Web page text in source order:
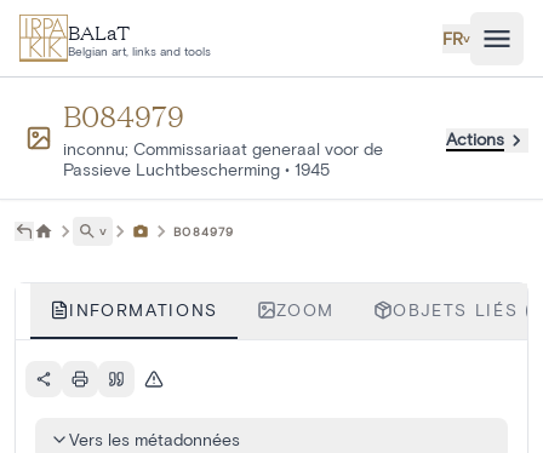
Aller au contenu principal
BALaT
Belgian art, links and tools
FR˅
B084979
inconnu; Commissariaat generaal voor de
Passieve Luchtbescherming • 1945
Actions
˅ B084979
INFORMATIONS ZOOM OBJETS LIÉS
Vers les métadonnées